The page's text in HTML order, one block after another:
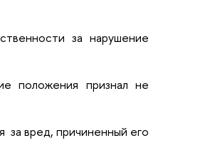
за нарушение
положения признал не
за вред, причиненный его